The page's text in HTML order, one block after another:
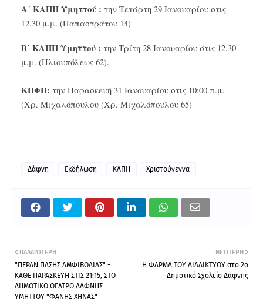
Α΄ ΚΑΠΗ Υμηττού : την Τετάρτη 29 Ιανουαρίου στις
12.30 μ.μ. (Παπαστράτου 14)
Β΄ ΚΑΠΗ Υμηττού : την Τρίτη 28 Ιανουαρίου στις 12.30
μ.μ. (Ηλιουπόλεως 62).
ΚΗΦΗ: την Παρασκευή 31 Ιανουαρίου στις 10:00 π.μ.
(Χρ. Μιχαλόπουλου (Χρ. Μιχαλόπουλου 65)
Δάφνη Εκδήλωση ΚΑΠΗ Χριστούγεννα
ΝΕΌΤΕΡΗ
Η ΦΑΡΜΑ ΤΟΥ ΔΙΑΔΙΚΤΥΟΥ στο 2ο
Δημοτικό Σχολείο Δάφνης
ΠΑΛΑΙΌΤΕΡΗ
"ΠΕΡΑΝ ΠΑΣΗΣ ΑΜΦΙΒΟΛΙΑΣ" -
ΚΑΘΕ ΠΑΡΑΣΚΕΥΗ ΣΤΙΣ 21:15, ΣΤΟ
ΔΗΜΟΤΙΚΟ ΘΕΑΤΡΟ ΔΑΦΝΗΣ -
ΥΜΗΤΤΟΥ "ΦΑΝΗΣ ΧΗΝΑΣ"